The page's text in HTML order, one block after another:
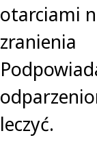
otarciami
leczyć.